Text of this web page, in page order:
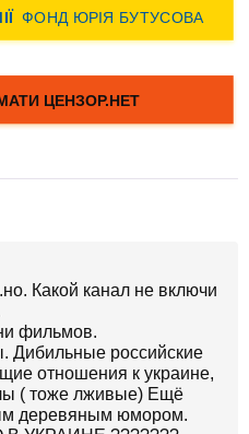
Какой канал не включи
фильмов.
Дибильные российские
отношения к украине,
( тоже лживые) Ещё
деревяным юмором.